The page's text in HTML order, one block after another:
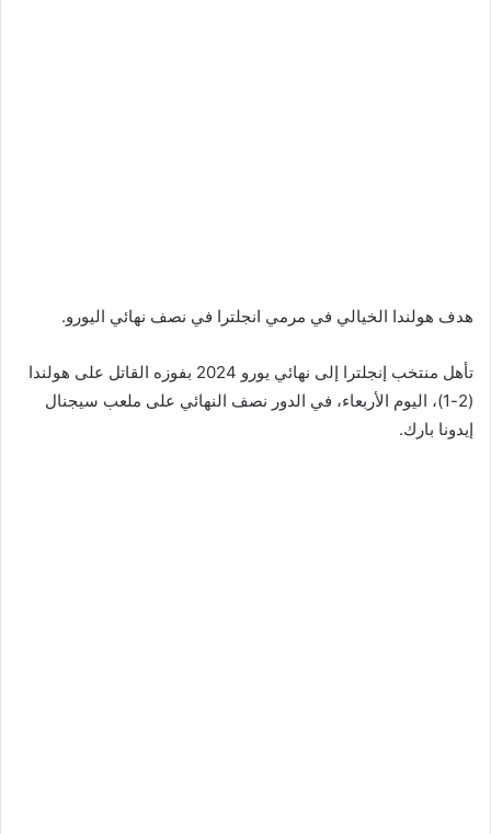
هدف هولندا الخيالي في مرمي انجلترا في نصف نهائي اليورو.
تأهل منتخب إنجلترا إلى نهائي يورو 2024 بفوزه القاتل على هولندا
(2-1)، اليوم الأربعاء، في الدور نصف النهائي على ملعب سيجنال
إيدونا بارك.